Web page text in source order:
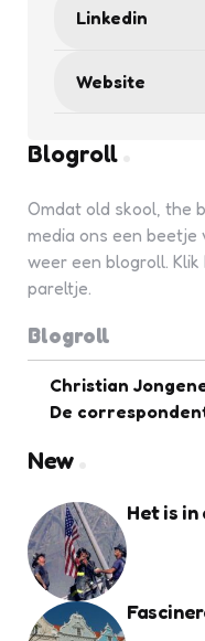
Linkedin
Website
Blogroll
Omdat old skool, the
media ons een beetje
weer een blogroll.
pareltje.
Blogroll
Christian
De
New
Het is